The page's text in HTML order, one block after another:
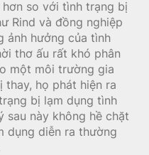
so với tình trạng bị
Rind và đồng nghiệp
ảnh hưởng của tình
thơ ấu rất khó phân
một môi trường gia
thay, họ phát hiện ra
bị lạm dụng tình
sau này không hề chặt
dụng diễn ra thường